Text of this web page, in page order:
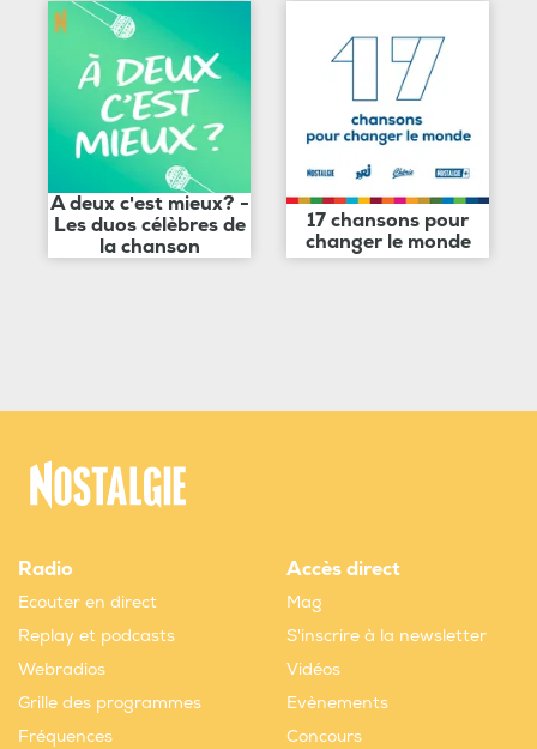
A deux c'est mieux? -
Les duos célèbres de
la chanson
17 chansons pour
changer le monde
Radio
Ecouter en direct
Replay et podcasts
Webradios
Grille des programmes
Fréquences
Accès direct
Mag
S'inscrire à la newsletter
Vidéos
Evènements
Concours